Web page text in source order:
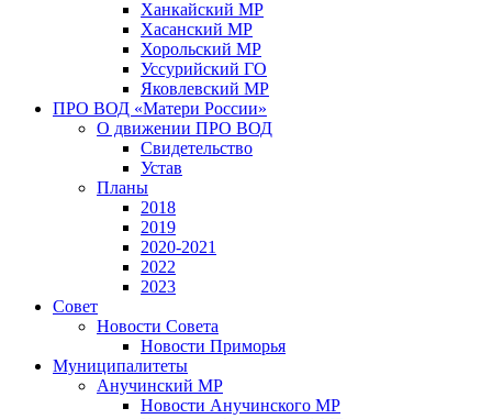
Ханкайский МР
Хасанский МР
Хорольский МР
Уссурийский ГО
Яковлевский МР
ПРО ВОД «Матери России»
О движении ПРО ВОД
Свидетельство
Устав
Планы
2018
2019
2020-2021
2022
2023
Совет
Новости Совета
Новости Приморья
Муниципалитеты
Анучинский МР
Новости Анучинского МР